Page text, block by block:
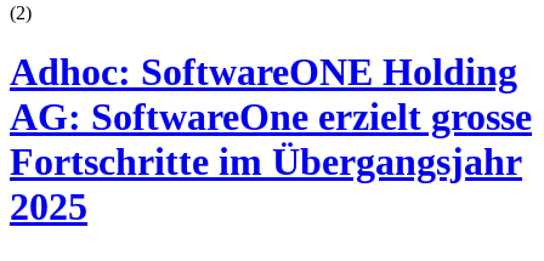
(2)
Adhoc: SoftwareONE Holding
AG: SoftwareOne erzielt grosse
Fortschritte im Übergangsjahr
2025